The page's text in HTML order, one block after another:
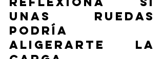
unas ruedas
podría
aligerarte la